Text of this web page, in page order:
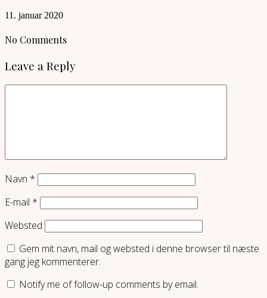
11. januar 2020
No Comments
Leave a Reply
Navn *
E-mail *
Websted
Gem mit navn, mail og websted i denne browser til næste
gang jeg kommenterer.
Notify me of follow-up comments by email.